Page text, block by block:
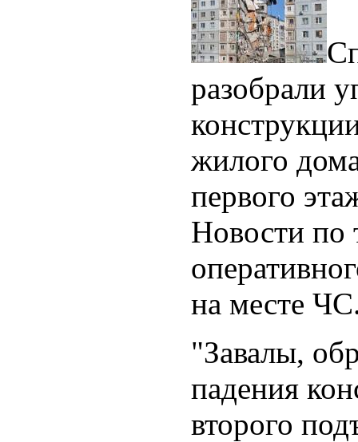
разобрали
жилого
первого
Новости по
на месте
"Завалы,
падения
второго